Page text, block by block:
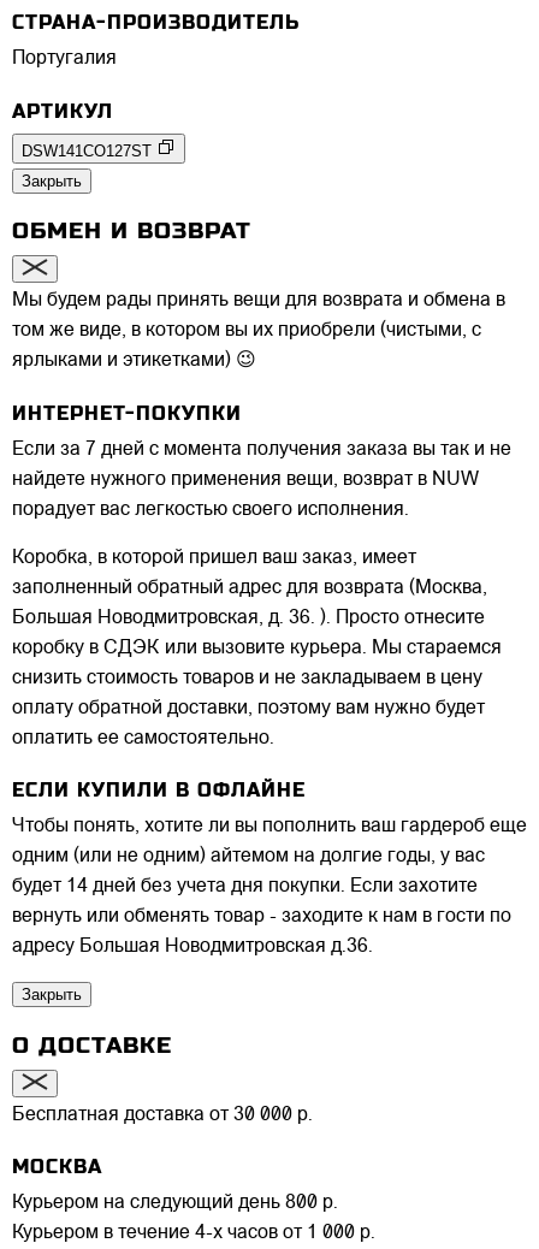
СТРАНА-ПРОИЗВОДИТЕЛЬ
Португалия
АРТИКУЛ
DSW141CO127ST
Закрыть
ОБМЕН И ВОЗВРАТ
Мы будем рады принять вещи для возврата и обмена в
том же виде, в котором вы их приобрели (чистыми, с
ярлыками и этикетками) 😉
ИНТЕРНЕТ-ПОКУПКИ
Если за 7 дней с момента получения заказа вы так и не
найдете нужного применения вещи, возврат в NUW
порадует вас легкостью своего исполнения.
Коробка, в которой пришел ваш заказ, имеет
заполненный обратный адрес для возврата (Москва,
Большая Новодмитровская, д. 36. ). Просто отнесите
коробку в СДЭК или вызовите курьера. Мы стараемся
снизить стоимость товаров и не закладываем в цену
оплату обратной доставки, поэтому вам нужно будет
оплатить ее самостоятельно.
ЕСЛИ КУПИЛИ В ОФЛАЙНЕ
Чтобы понять, хотите ли вы пополнить ваш гардероб еще
одним (или не одним) айтемом на долгие годы, у вас
будет 14 дней без учета дня покупки. Если захотите
вернуть или обменять товар - заходите к нам в гости по
адресу Большая Новодмитровская д.36.
Закрыть
О ДОСТАВКЕ
Бесплатная доставка от 30 000 р.
МОСКВА
Курьером на следующий день 800 р.
Курьером в течение 4-х часов от 1 000 р.